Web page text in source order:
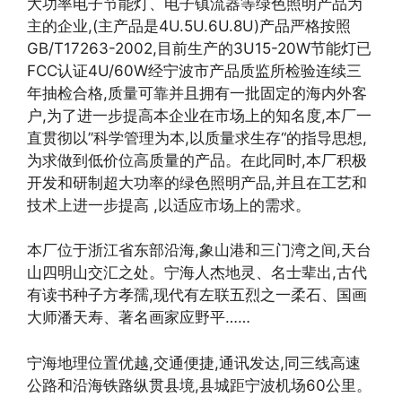
主的企业,(主产品是4U.5U.6U.8U)产品严格按照
GB/T17263-2002,目前生产的3U15-20W节能灯已
FCC认证4U/60W经宁波市产品质监所检验连续三
年抽检合格,质量可靠并且拥有一批固定的海内外客
户,为了进一步提高本企业在市场上的知名度,本厂一
直贯彻以”科学管理为本,以质量求生存“的指导思想,
为求做到低价位高质量的产品。在此同时,本厂积极
开发和研制超大功率的绿色照明产品,并且在工艺和
技术上进一步提高 ,以适应市场上的需求。
本厂位于浙江省东部沿海,象山港和三门湾之间,天台
山四明山交汇之处。宁海人杰地灵、名士辈出,古代
有读书种子方孝孺,现代有左联五烈之一柔石、国画
大师潘天寿、著名画家应野平……
宁海地理位置优越,交通便捷,通讯发达,同三线高速
公路和沿海铁路纵贯县境,县城距宁波机场60公里。